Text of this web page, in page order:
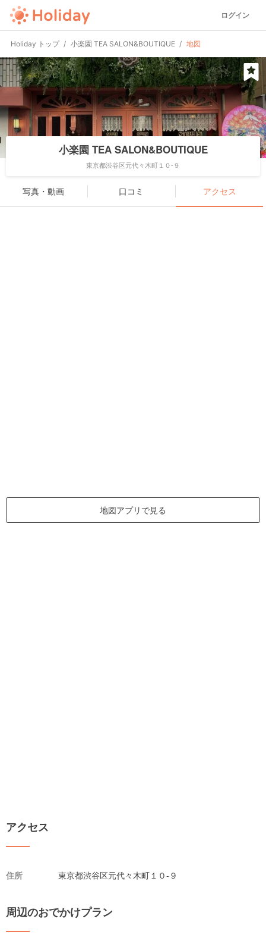
ログイン
Holiday トップ 小楽園 TEA SALON&BOUTIQUE 地図
小楽園 TEA SALON&BOUTIQUE
東京都渋谷区元代々木町１０-９
写真・動画 口コミ アクセス
地図アプリで見る
アクセス
住所 東京都渋谷区元代々木町１０-９
周辺のおでかけプラン